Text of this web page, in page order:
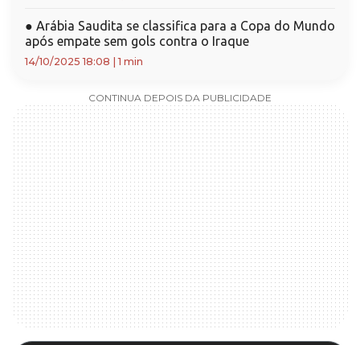
● Arábia Saudita se classifica para a Copa do Mundo
após empate sem gols contra o Iraque
14/10/2025 18:08 |1 min
CONTINUA DEPOIS DA PUBLICIDADE